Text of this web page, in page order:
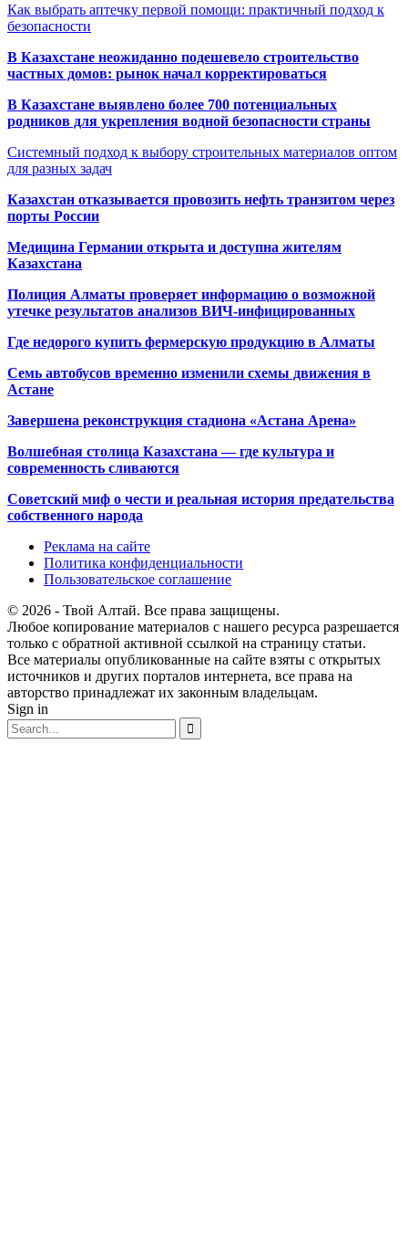
Как выбрать аптечку первой помощи: практичный подход к
безопасности
В Казахстане неожиданно подешевело строительство
частных домов: рынок начал корректироваться
В Казахстане выявлено более 700 потенциальных
родников для укрепления водной безопасности страны
Системный подход к выбору строительных материалов оптом
для разных задач
Казахстан отказывается провозить нефть транзитом через
порты России
Медицина Германии открыта и доступна жителям
Казахстана
Полиция Алматы проверяет информацию о возможной
утечке результатов анализов ВИЧ-инфицированных
Где недорого купить фермерскую продукцию в Алматы
Семь автобусов временно изменили схемы движения в
Астане
Завершена реконструкция стадиона «Астана Арена»
Волшебная столица Казахстана — где культура и
современность сливаются
Советский миф о чести и реальная история предательства
собственного народа
Реклама на сайте
Политика конфиденциальности
Пользовательское соглашение
© 2026 - Твой Алтай. Все права защищены.
Любое копирование материалов с нашего ресурса разрешается
только с обратной активной ссылкой на страницу статьи.
Все материалы опубликованные на сайте взяты с открытых
источников и других порталов интернета, все права на
авторство принадлежат их законным владельцам.
Sign in